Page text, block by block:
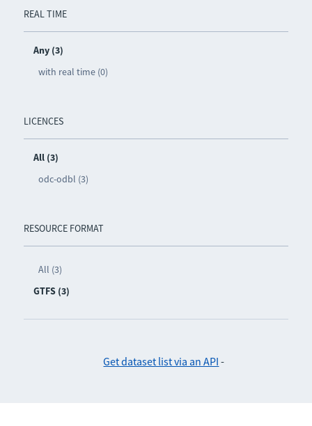
REAL TIME
Any (3)
with real time (0)
LICENCES
All (3)
odc-odbl (3)
RESOURCE FORMAT
All (3)
GTFS (3)
Get dataset list via an API -